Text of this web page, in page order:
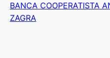
BANCA COOPERATISTA
ZAGRA